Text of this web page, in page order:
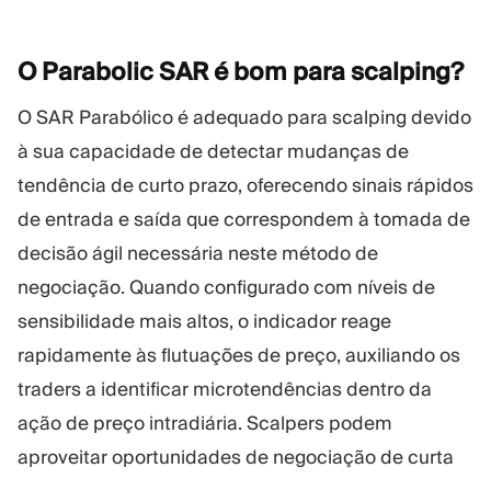
O Parabolic SAR é bom parascalping?
O SAR Parabólico é adequado para scalping devido
à sua capacidade de detectar mudanças de
tendência de curto prazo, oferecendo sinais rápidos
de entrada e saída que correspondem à tomada de
decisão ágil necessária neste método de
negociação. Quando configurado com níveis de
sensibilidade mais altos, o indicador reage
rapidamente às flutuações de preço, auxiliando os
traders a identificar microtendências dentro da
ação de preço intradiária. Scalpers podem
aproveitar oportunidades de negociação de curta